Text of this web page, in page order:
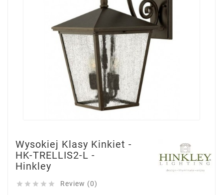
Wysokiej Klasy Kinkiet -
HK-TRELLIS2-L -
Hinkley
     Review (0)